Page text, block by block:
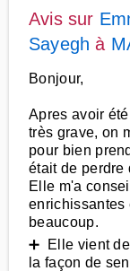
Avis sur
Sayegh à
Bonjour,
Apres avoir
très grave, on
pour bien
était de perdre
Elle m'a
enrichissantes
beaucoup.
➕ Elle vient
la façon de